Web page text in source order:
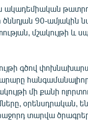
ակադեմիական
90-ամյակին
մշակույթի և
գծով
մի քանի
օրենսդրական,
տարվա